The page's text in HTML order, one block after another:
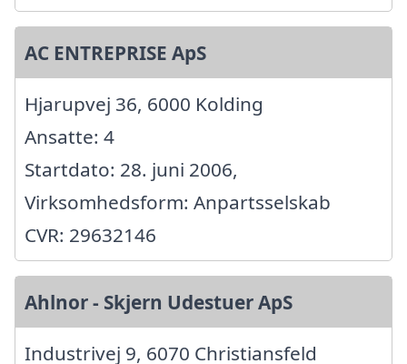
AC ENTREPRISE ApS
Hjarupvej 36, 6000 Kolding
Ansatte: 4
Startdato: 28. juni 2006,
Virksomhedsform: Anpartsselskab
CVR: 29632146
Ahlnor - Skjern Udestuer ApS
Industrivej 9, 6070 Christiansfeld